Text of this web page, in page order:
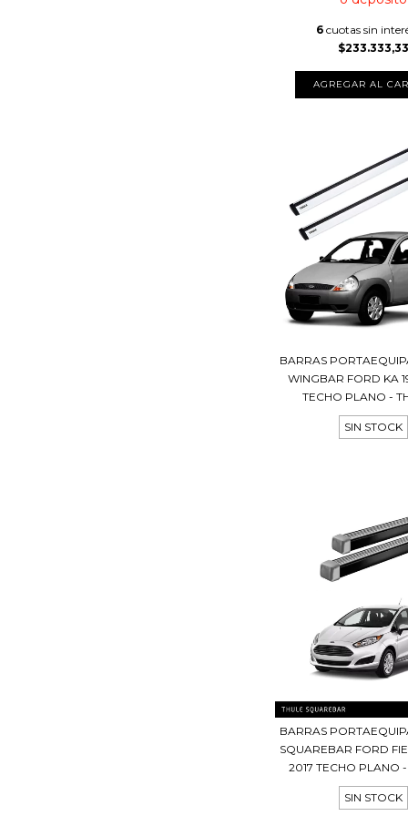
6 cuotas sin
$233.333,33
BARRAS
WINGBAR FORD KA
TECHO PLANO -
SIN STOCK
BARRAS
SQUAREBAR FORD
2017 TECHO PLANO
SIN STOCK